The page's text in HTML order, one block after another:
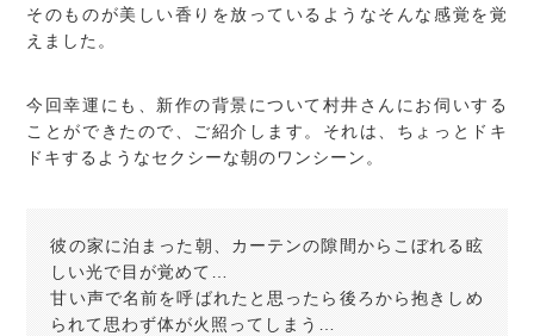
そのものが美しい香りを放っているようなそんな感覚を覚
えました。
今回幸運にも、新作の背景について村井さんにお伺いする
ことができたので、ご紹介します。それは、ちょっとドキ
ドキするようなセクシーな朝のワンシーン。
彼の家に泊まった朝、カーテンの隙間からこぼれる眩
しい光で目が覚めて…
甘い声で名前を呼ばれたと思ったら後ろから抱きしめ
られて思わず体が火照ってしまう…